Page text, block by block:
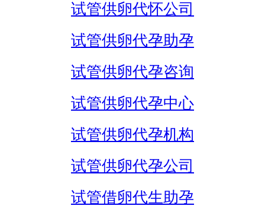
试管供卵代怀公司
试管供卵代孕助孕
试管供卵代孕咨询
试管供卵代孕中心
试管供卵代孕机构
试管供卵代孕公司
试管借卵代生助孕